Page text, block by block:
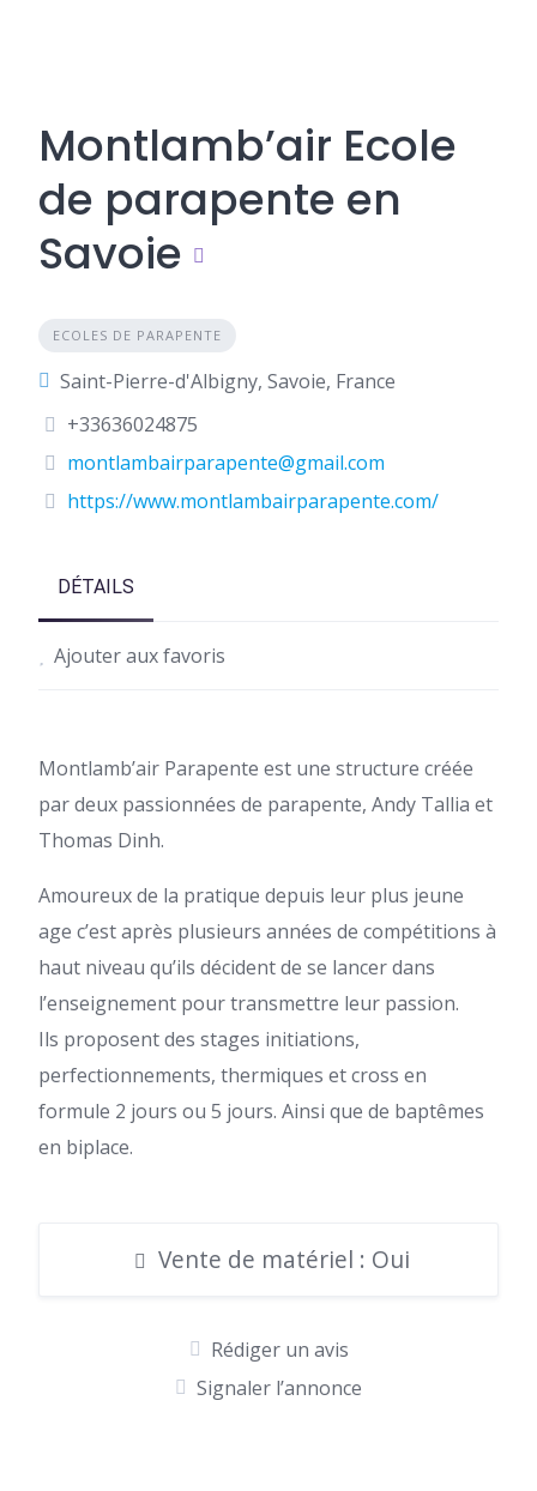
Montlamb’air Ecole
de parapente en
Savoie
ECOLES DE PARAPENTE
Saint-Pierre-d'Albigny, Savoie, France
+33636024875
montlambairparapente@gmail.com
https://www.montlambairparapente.com/
DÉTAILS
Ajouter aux favoris
Montlamb’air Parapente est une structure créée
par deux passionnées de parapente, Andy Tallia et
Thomas Dinh.
Amoureux de la pratique depuis leur plus jeune
age c’est après plusieurs années de compétitions à
haut niveau qu’ils décident de se lancer dans
l’enseignement pour transmettre leur passion.
Ils proposent des stages initiations,
perfectionnements, thermiques et cross en
formule 2 jours ou 5 jours. Ainsi que de baptêmes
en biplace.
Vente de matériel : Oui
Rédiger un avis
Signaler l’annonce